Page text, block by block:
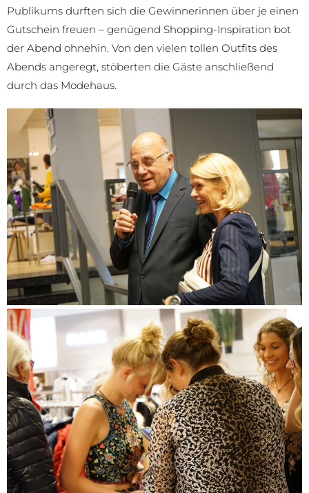
Publikums durften sich die Gewinnerinnen über je einen
Gutschein freuen – genügend Shopping-Inspiration bot
der Abend ohnehin. Von den vielen tollen Outfits des
Abends angeregt, stöberten die Gäste anschließend
durch das Modehaus.